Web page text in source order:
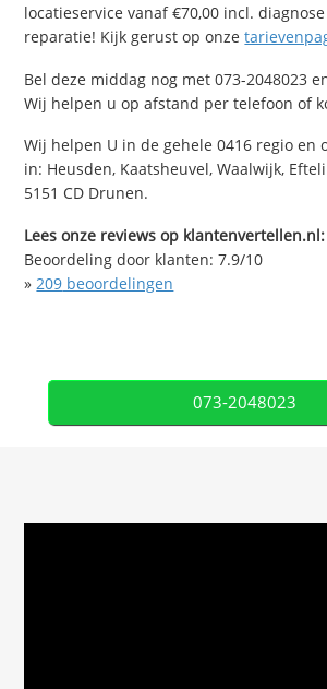
locatieservice vanaf €70,00 incl.
reparatie! Kijk gerust op onze
Bel deze middag nog met 073-2048023
Wij helpen u op afstand per telefoon of
Wij helpen U in de gehele 0416 regio en
in: Heusden, Kaatsheuvel, Waalwijk,
5151 CD Drunen.
Lees onze reviews op klantenvertellen.nl:
Beoordeling door klanten:7.9/10
»209 beoordelingen
073-2048023